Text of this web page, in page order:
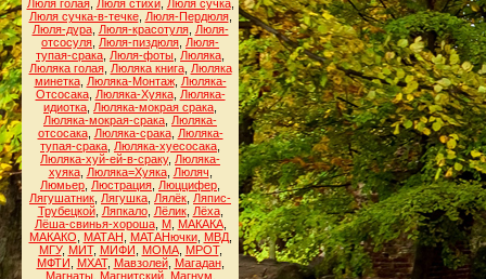
Люля голая, Люля стихи, Люля сучка,
Люля сучка-в-течке, Люля-Пердюля,
Люля-дура, Люля-красотуля, Люля-
отсосуля Люля-пиздюля Люля-
тупая-срака Люля-фоты Люляка
Люляка голая, Люляка книга, Люляка
минетка, Люляка-Монтаж, Люляка-
Отсосака, Люляка-Хуяка, Люляка-
идиотка Люляка-мокрая срака
Люляка-мокрая-срака Люляка-
отсосака, Люляка-срака, Люляка-
тупая-срака Люляка-хуесосака
Люляка-хуй-ей-в-сраку, Люляка-
хуяка, Люляка=Хуяка, Люляч
Люмьер Люстрация Люццифер
Лягушатник Лягушка Лялёк Ляпис-
Трубецкой, Ляпкало, Лёлик, Лёха,
Лёша-свинья-хороша, М, МАКАКА,
МАКАКО
МАТАН МАТАНючки, МВД,
МГУ, МИТ, МИФИ МОМА, МРОТ,
МФТИ
МХАТ, Мавзолей, Магадан,
Магнаты, Магнитский, Магнум